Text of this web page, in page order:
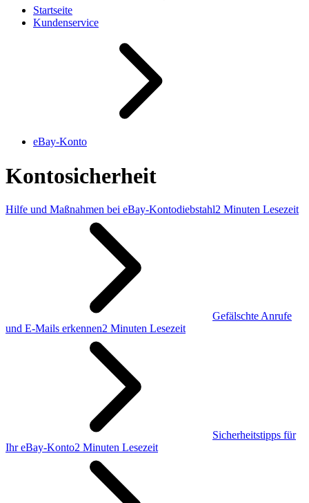
Startseite
Kundenservice
eBay-Konto
Kontosicherheit
Hilfe und Maßnahmen bei eBay-Kontodiebstahl2 Minuten Lesezeit
Gefälschte Anrufe
und E-Mails erkennen2 Minuten Lesezeit
Sicherheitstipps für
Ihr eBay-Konto2 Minuten Lesezeit